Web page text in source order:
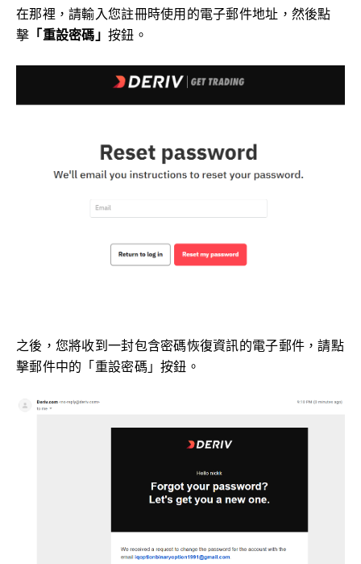
在那裡，請輸入您註冊時使用的電子郵件地址，然後點
擊 「重設密碼」 按鈕。
之後，您將收到一封包含密碼恢復資訊的電子郵件，請點
擊郵件中的「重設密碼」按鈕。